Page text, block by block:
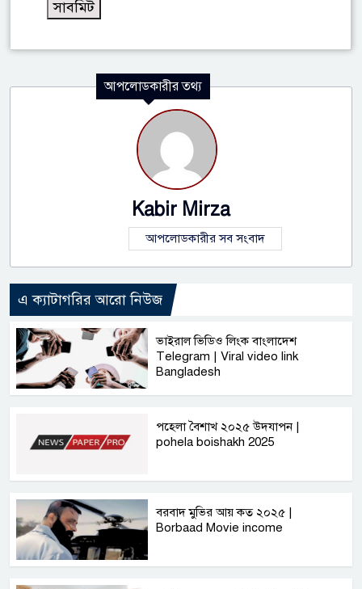
আপলোডকারীর তথ্য
Kabir Mirza
আপলোডকারীর সব সংবাদ
এ ক্যাটাগরির আরো নিউজ
ভাইরাল ভিডিও লিংক বাংলাদেশ
Telegram | Viral video link
Bangladesh
পহেলা বৈশাখ ২০২৫ উদযাপন |
pohela boishakh 2025
বরবাদ মুভির আয় কত ২০২৫ |
Borbaad Movie income